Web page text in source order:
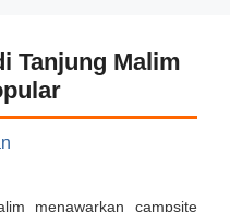
Tanjung Malim
menawarkan campsite